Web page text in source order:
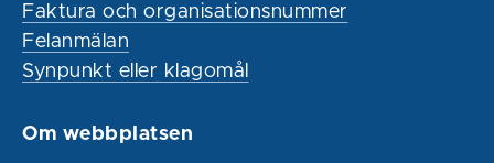
Faktura och organisationsnummer
Felanmälan
Synpunkt eller klagomål
Om webbplatsen